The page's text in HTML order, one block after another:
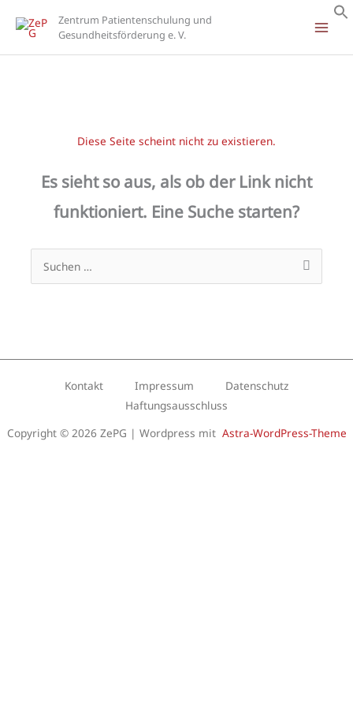
Inhalt
Zentrum Patientenschulung und
Gesundheitsförderung e. V.
Diese Seite scheint nicht zu existieren.
Es sieht so aus, als ob der Link nicht
funktioniert. Eine Suche starten?
Kontakt Impressum
Datenschutz
Haftungsausschluss
Copyright © 2026 ZePG | Wordpress mit Astra-WordPress-Theme